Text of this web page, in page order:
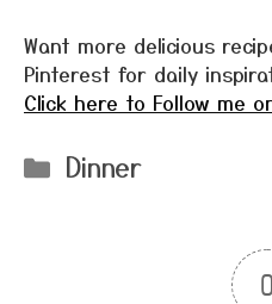
Want more delicious
Pinterest for daily
Click here to Follow me
Categories
Dinner
0